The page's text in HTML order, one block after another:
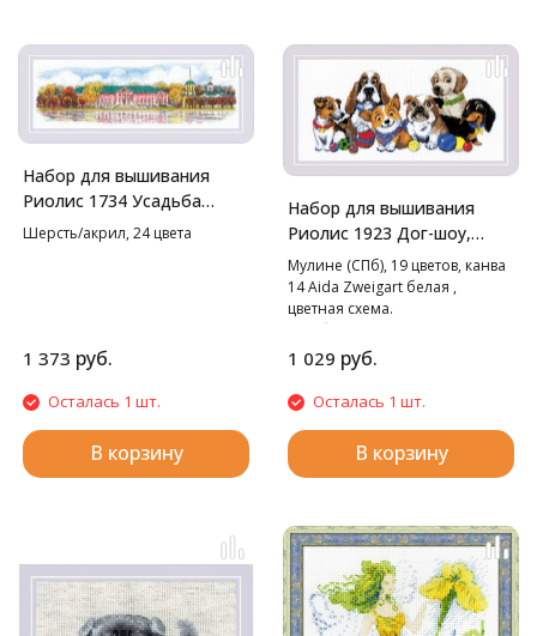
Набор для вышивания
Риолис 1734 Усадьба
Кусково, 65*22 см
Шерсть/акрил, 24 цвета
1 373 руб.
Осталась 1 шт.
В корзину
Набор для вышивания
Риолис 1923 Дог-шоу,
40*20 см
Мулине (СПб), 19 цветов, канва
14 Aida Zweigart белая ,
цветная схема.
В наборе используются
техники: крест, стежок.
1 029 руб.
Осталась 1 шт.
В корзину